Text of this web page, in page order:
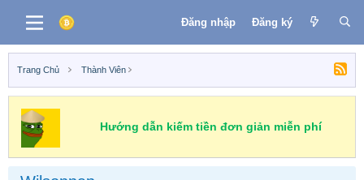
Đăng nhập Đăng ký
Trang Chủ Thành Viên
Hướng dẫn kiếm tiền đơn giản miễn phí